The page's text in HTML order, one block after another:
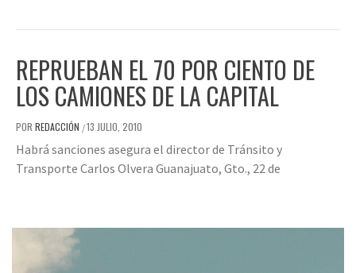
REPRUEBAN EL 70 POR CIENTO DE
LOS CAMIONES DE LA CAPITAL
POR REDACCIÓN /13 JULIO, 2010
Habrá sanciones asegura el director de Tránsito y
Transporte Carlos Olvera Guanajuato, Gto., 22 de